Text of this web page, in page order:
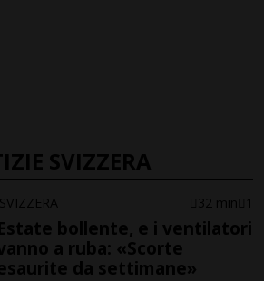
SVIZZERA
SVIZZERA 32 min 1
bollente, e i ventilatori
a ruba: «Scorte
da settimane»